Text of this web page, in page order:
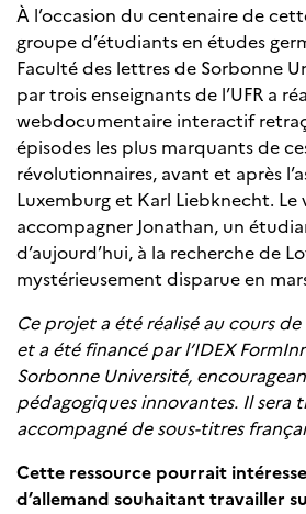
À l’occasion du centenaire de
groupe d’étudiants en études
Faculté des lettres de Sorbonne
par trois enseignants de l’UFR a
webdocumentaire interactif
épisodes les plus marquants de
révolutionnaires, avant et après
Luxemburg et Karl Liebknecht. Le
accompagner Jonathan, un
d’aujourd’hui, à la recherche de
mystérieusement disparue en
Ce projet a été réalisé au cours de
et a été financé par l’IDEX
Sorbonne Université,
pédagogiques innovantes. Il sera
accompagné de sous-titres
Cette ressource pourrait
d’allemand souhaitant travailler